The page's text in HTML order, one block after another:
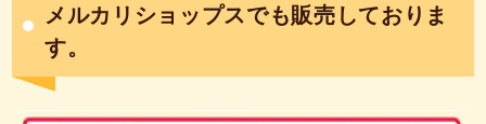
メルカリショップスでも販売しておりま
す。